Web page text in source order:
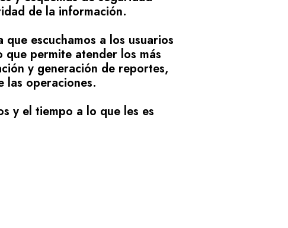
de la información.
escuchamos a los usuarios
permite atender los más
y generación de reportes,
las operaciones.
y el tiempo a lo que les es